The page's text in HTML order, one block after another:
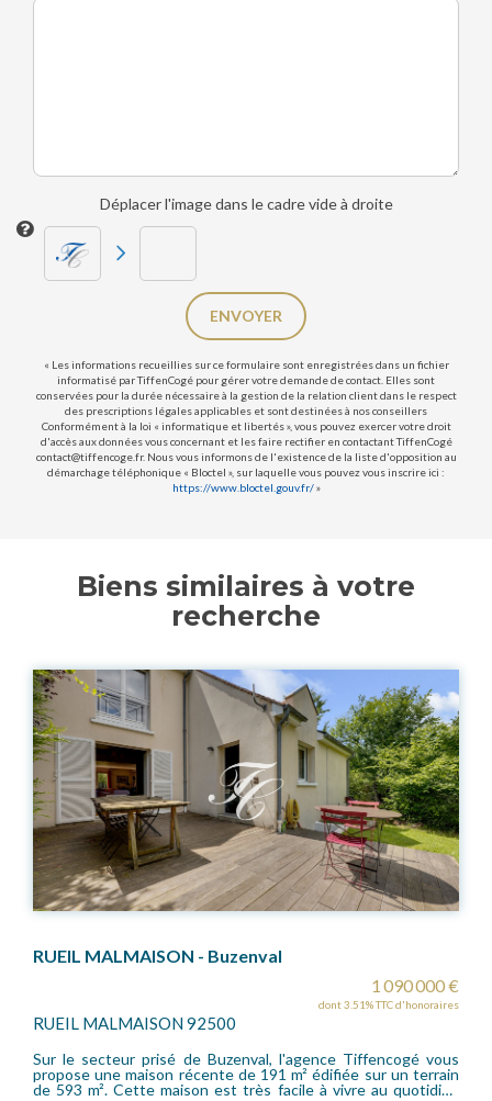
Déplacer l'image dans le cadre vide à droite
ENVOYER
« Les informations recueillies sur ce formulaire sont enregistrées dans un fichier
informatisé par TiffenCogé pour gérer votre demande de contact. Elles sont
conservées pour la durée nécessaire à la gestion de la relation client dans le respect
des prescriptions légales applicables et sont destinées à nos conseillers
Conformément à la loi « informatique et libertés », vous pouvez exercer votre droit
d'accès aux données vous concernant et les faire rectifier en contactant TiffenCogé
contact@tiffencoge.fr. Nous vous informons de l'existence de la liste d'opposition au
démarchage téléphonique « Bloctel », sur laquelle vous pouvez vous inscrire ici :
https://www.bloctel.gouv.fr/»
Biens similaires à votre
recherche
- Buzenval
dont 3.51% TTC d'honoraires
92500
prisé de Buzenval, l'agence Tiffencogé vous
maison récente de 191 m² édifiée sur un terrain
SAINT
très
maison en